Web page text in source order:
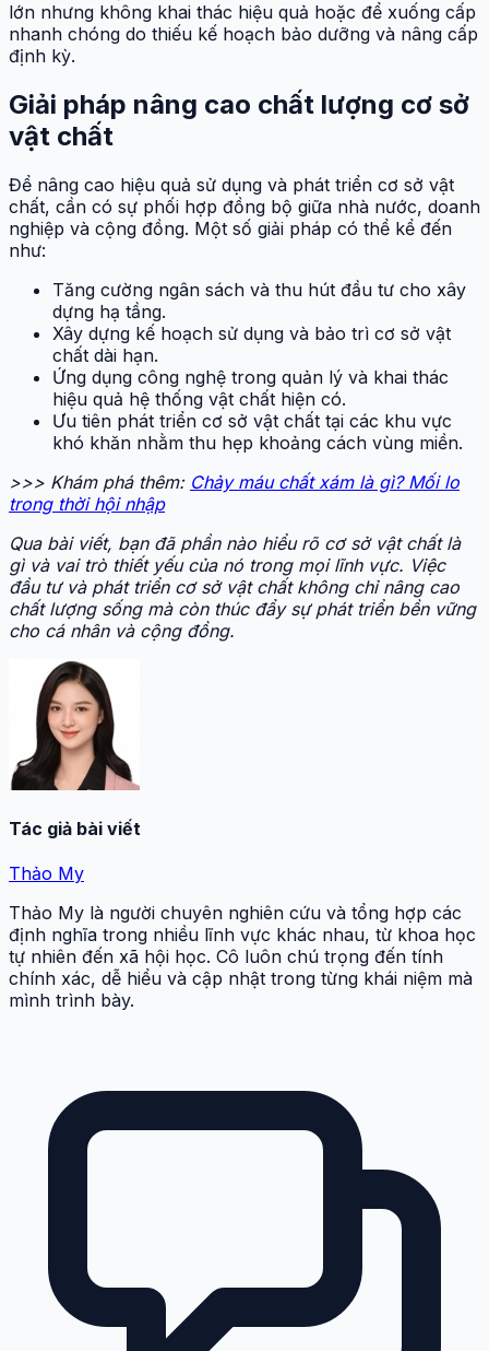
lớn nhưng không khai thác hiệu quả hoặc để xuống cấp
nhanh chóng do thiếu kế hoạch bảo dưỡng và nâng cấp
định kỳ.
Giải pháp nâng cao chất lượng cơ sở
vật chất
Để nâng cao hiệu quả sử dụng và phát triển cơ sở vật
chất, cần có sự phối hợp đồng bộ giữa nhà nước, doanh
nghiệp và cộng đồng. Một số giải pháp có thể kể đến
như:
Tăng cường ngân sách và thu hút đầu tư cho xây
dựng hạ tầng.
Xây dựng kế hoạch sử dụng và bảo trì cơ sở vật
chất dài hạn.
Ứng dụng công nghệ trong quản lý và khai thác
hiệu quả hệ thống vật chất hiện có.
Ưu tiên phát triển cơ sở vật chất tại các khu vực
khó khăn nhằm thu hẹp khoảng cách vùng miền.
>>> Khám phá thêm: Chảy máu chất xám là gì? Mối lo
trong thời hội nhập
Qua bài viết, bạn đã phần nào hiểu rõ cơ sở vật chất là
gì và vai trò thiết yếu của nó trong mọi lĩnh vực. Việc
đầu tư và phát triển cơ sở vật chất không chỉ nâng cao
chất lượng sống mà còn thúc đẩy sự phát triển bền vững
cho cá nhân và cộng đồng.
Tác giả bài viết
Thảo My
Thảo My là người chuyên nghiên cứu và tổng hợp các
định nghĩa trong nhiều lĩnh vực khác nhau, từ khoa học
tự nhiên đến xã hội học. Cô luôn chú trọng đến tính
chính xác, dễ hiểu và cập nhật trong từng khái niệm mà
mình trình bày.